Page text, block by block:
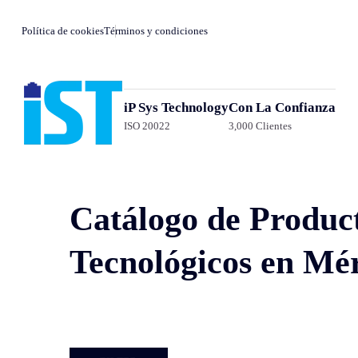
Política de cookiesTérminos y condiciones
iP Sys Technology
ISO 20022
Con La Confianza
3,000 Clientes
Catálogo de
Tecnológicos en